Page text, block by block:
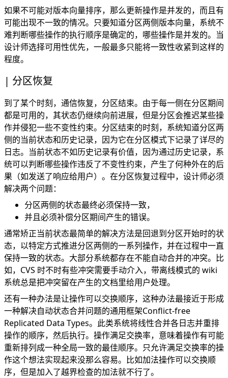
如果不可能对版本向量排序，那么更新操作是并发的，而且有
可能出现不一致的情况。只要知道分区两侧版本向量，系统不
难判断哪些操作的执行顺序是确定的，哪些操作是并发的。当
设计师选择可用性优先，一般最多只能将一致性收紧到这样的
程度。
分区恢复
到了某个时刻，通信恢复，分区结束。由于每一侧在分区期间
都是可用的，其状态仍继续向前进展，但是分区会推迟某些操
作并侵犯一些不变性约束。分区结束的时刻，系统知道分区两
侧的当前状态和历史记录，因为它在分区模式下记录了详尽的
日志。当前状态不如历史记录有价值，因为通过历史记录，系
统可以判断哪些操作违反了不变性约束，产生了何种外在的后
果（如发送了响应给用户）。在分区恢复过程中，设计师必须
解决两个问题：
分区两侧的状态最终必须保持一致，
并且必须补偿分区期间产生的错误。
通常矫正当前状态最简单的解决方法是回退到分区开始时的状
态，以特定方式推进分区两侧的一系列操作，并在过程中一直
保持一致的状态。大部分系统都存在不能自动合并的冲突。比
如，CVS 时不时有些冲突需要手动介入，带离线模式的 wiki
系统总是把冲突留在产生的文档里给用户处理。
还有一种办法是让操作可以交换顺序，这种办法最接近于形成
一种解决自动状态合并问题的通用框架Conflict-free
Replicated Data Types。此类系统将线性合并各日志并重排
操作的顺序，然后执行。操作满足交换率，意味着操作有可能
重新排列成一种全局一致的最佳顺序。只允许满足交换率的操
作这个想法实现起来没那么容易。比如加法操作可以交换顺
序，但是加入了越界检查的加法就不行了。